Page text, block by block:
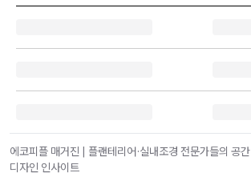
에코피플 매거진 | 플랜테리어·실내조경 전문가들의 공간
디자인 인사이트